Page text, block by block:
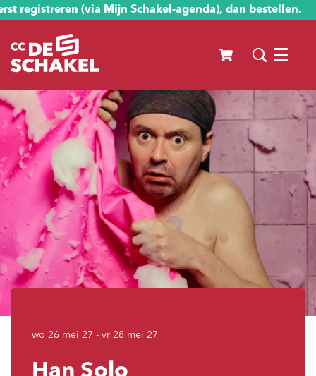
registreren (via Mijn Schakel-agenda), dan bestellen.
Menu
wo 26 mei 27 - vr 28 mei 27